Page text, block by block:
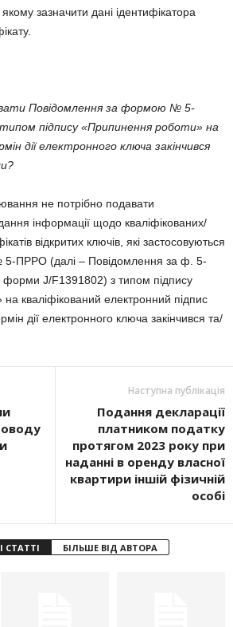
зазначити дані ідентифікатора
Повідомлення за формою № 5-
підпису «Припинення роботи» на
дії електронного ключа закінчився
не потрібно подавати
інформації щодо кваліфікованих/
відкритих ключів, які застосовуються
ПРРО (далі – Повідомлення за ф. 5-
форми J/F1391802) з типом підпису
кваліфікований електронний підпис
дії електронного ключа закінчився та/
Наступна публікація
Подання декларації
платником податку
протягом 2023 року при
наданні в оренду власної
квартири іншій фізичній
особі
СТАТТІ БІЛЬШЕ ВІД АВТОРА